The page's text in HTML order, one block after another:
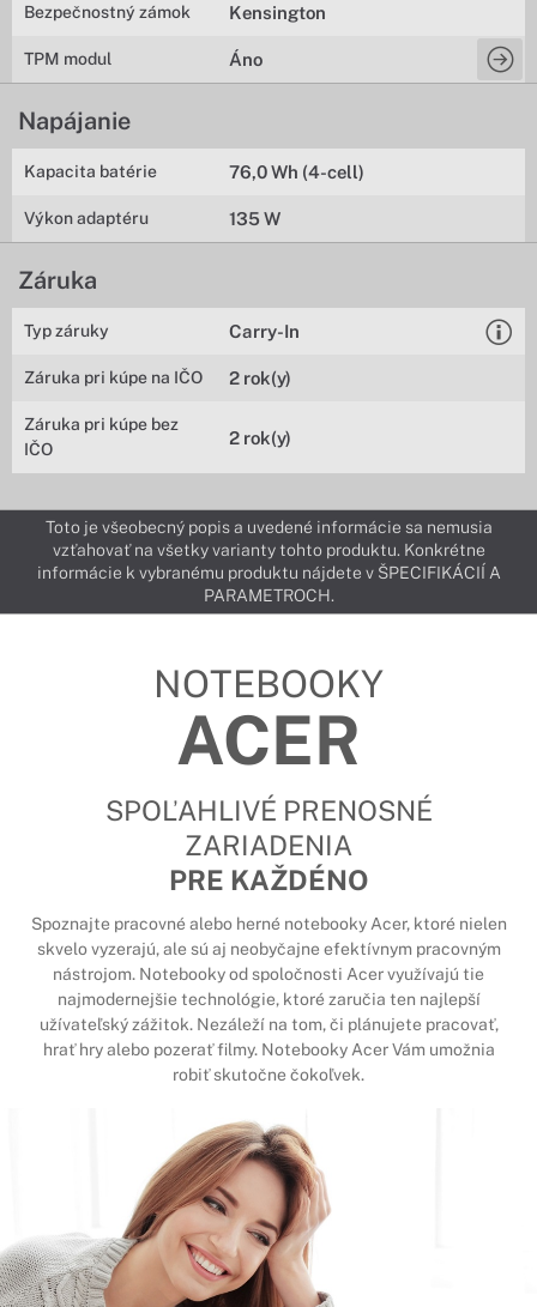
Bezpečnostný zámok Kensington
TPM modul Áno
Napájanie
Kapacita batérie 76,0 Wh (4-cell)
Výkon adaptéru 135 W
Záruka
Typ záruky Carry-In
Záruka pri kúpe na IČO 2 rok(y)
Záruka pri kúpe bez
IČO
2 rok(y)
Toto je všeobecný popis a uvedené informácie sa nemusia
vzťahovať na všetky varianty tohto produktu. Konkrétne
informácie k vybranému produktu nájdete v ŠPECIFIKÁCIÍ A
PARAMETROCH.
NOTEBOOKY
ACER
SPOĽAHLIVÉ PRENOSNÉ
ZARIADENIA
PRE KAŽDÉNO
Spoznajte pracovné alebo herné notebooky Acer, ktoré nielen
skvelo vyzerajú, ale sú aj neobyčajne efektívnym pracovným
nástrojom. Notebooky od spoločnosti Acer využívajú tie
najmodernejšie technológie, ktoré zaručia ten najlepší
užívateľský zážitok. Nezáleží na tom, či plánujete pracovať,
hrať hry alebo pozerať filmy. Notebooky Acer Vám umožnia
robiť skutočne čokoľvek.